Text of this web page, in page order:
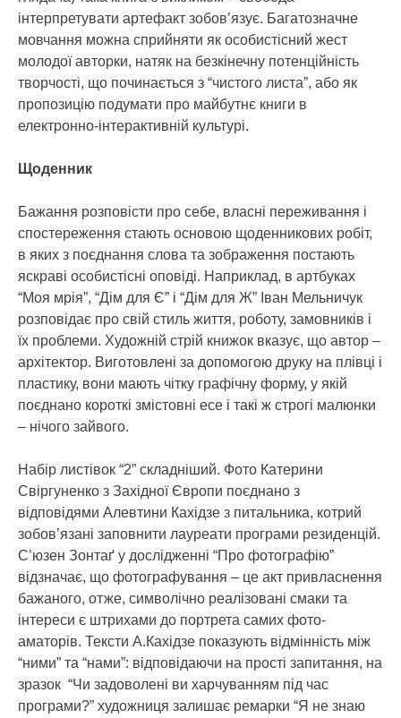
інтерпретувати артефакт зобов’язує. Багатозначне
мовчання можна сприйняти як особистісний жест
молодої авторки, натяк на безкінечну потенційність
творчості, що починається з “чистого листа”, або як
пропозицію подумати про майбутнє книги в
електронно-інтерактивній культурі.
Щоденник
Бажання розповісти про себе, власні переживання і
спостереження стають основою щоденникових робіт,
в яких з поєднання слова та зображення постають
яскраві особистісні оповіді. Наприклад, в артбуках
“Моя мрія”, “Дім для Є” і “Дім для Ж” Іван Мельничук
розповідає про свій стиль життя, роботу, замовників і
їх проблеми. Художній стрій книжок вказує, що автор –
архітектор. Виготовлені за допомогою друку на плівці і
пластику, вони мають чітку графічну форму, у якій
поєднано короткі змістовні есе і такі ж строгі малюнки
– нічого зайвого.
Набір листівок “2” складніший. Фото Катерини
Свіргуненко з Західної Європи поєднано з
відповідями Алевтини Кахідзе з питальника, котрий
зобов’язані заповнити лауреати програми резиденцій.
С’юзен Зонтаґ у дослідженні “Про фотографію”
відзначає, що фотографування – це акт привласнення
бажаного, отже, символічно реалізовані смаки та
інтереси є штрихами до портрета самих фото-
аматорів. Тексти А.Кахідзе показують відмінність між
“ними” та “нами”: відповідаючи на прості запитання, на
зразок “Чи задоволені ви харчуванням під час
програми?” художниця залишає ремарки “Я не знаю